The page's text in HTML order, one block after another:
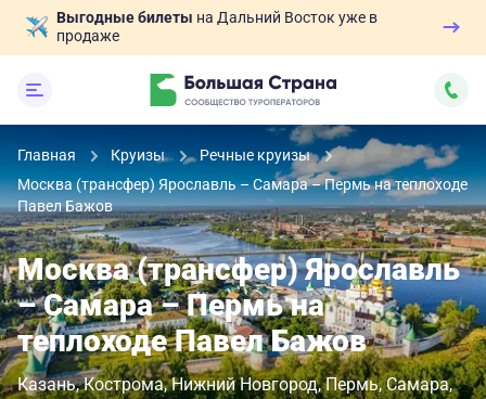
Выгодные билеты на Дальний Восток уже в
продаже
Главная Круизы
Речные круизы
Москва (трансфер) Ярославль – Самара – Пермь на теплоходе
Павел Бажов
Москва (трансфер) Ярославль
– Самара – Пермь на
теплоходе Павел Бажов
Казань Кострома Нижний Новгород Пермь Самара